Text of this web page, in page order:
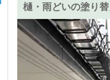
樋・雨どいの塗り替